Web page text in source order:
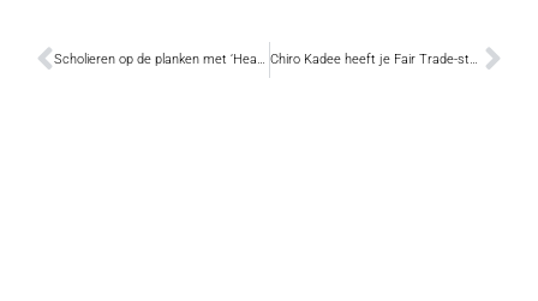
Scholieren op de planken met ‘Heartbeats’ Chiro Kadee heeft je Fair Trade-stem nodig